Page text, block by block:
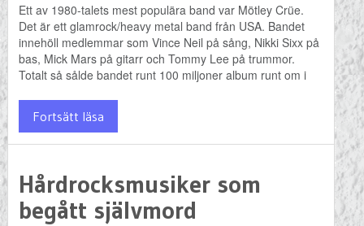
Ett av 1980-talets mest populära band var Mötley Crüe.
Det är ett glamrock/heavy metal band från USA. Bandet
innehöll medlemmar som Vince Neil på sång, Nikki Sixx på
bas, Mick Mars på gitarr och Tommy Lee på trummor.
Totalt så sålde bandet runt 100 miljoner album runt om i
Fortsätt läsa
Hårdrocksmusiker som
begått självmord